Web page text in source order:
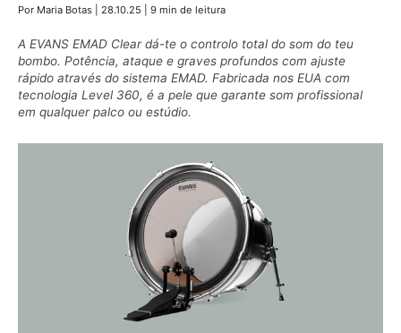
Por Maria Botas 28.10.25 9 min de leitura
A EVANS EMAD Clear dá-te o controlo total do som do teu
bombo. Potência, ataque e graves profundos com ajuste
rápido através do sistema EMAD. Fabricada nos EUA com
tecnologia Level 360, é a pele que garante som profissional
em qualquer palco ou estúdio.